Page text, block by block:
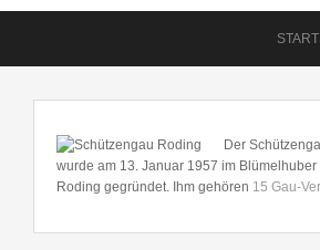
Der
wurde am 13. Januar 1957 im Blümelhuber
Roding gegründet. Ihm gehören 15 Gau-